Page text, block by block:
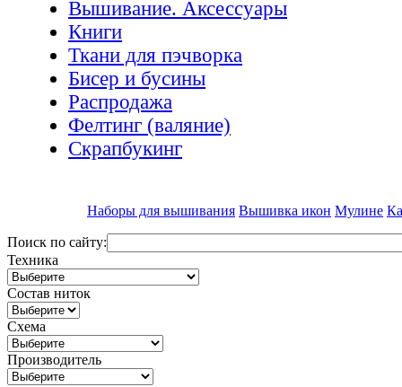
Вышивание. Аксессуары
Книги
Ткани для пэчворка
Бисер и бусины
Распродажа
Фелтинг (валяние)
Скрапбукинг
Наборы для вышивания Вышивка икон Мулине
Поиск по сайту:
Техника
Состав ниток
Схема
Производитель